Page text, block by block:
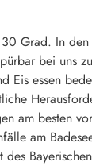
Grad. In den
bei uns
Eis essen
am besten
am